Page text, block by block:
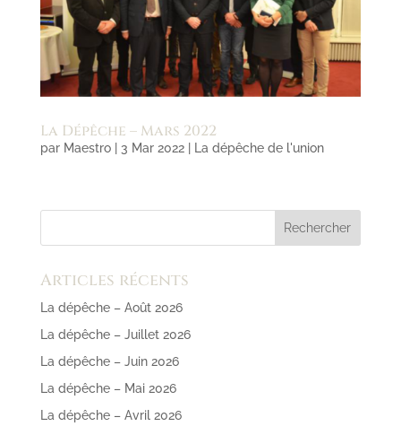
La Dépêche – Mars 2022
par Maestro| 3 Mar 2022| La dépêche de l'union
Articles récents
La dépêche – Août 2026
La dépêche – Juillet 2026
La dépêche – Juin 2026
La dépêche – Mai 2026
La dépêche – Avril 2026